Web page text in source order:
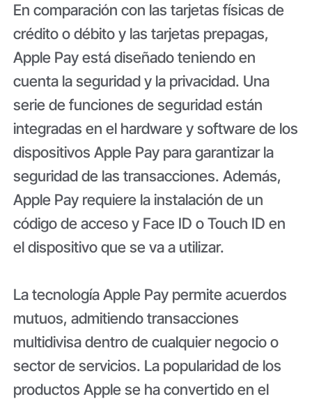
En comparación con las tarjetas físicas de
crédito o débito y las tarjetas prepagas,
Apple Pay está diseñado teniendo en
cuenta la seguridad y la privacidad. Una
serie de funciones de seguridad están
integradas en el hardware y software de los
dispositivos Apple Pay para garantizar la
seguridad de las transacciones. Además,
Apple Pay requiere la instalación de un
código de acceso y Face ID o Touch ID en
el dispositivo que se va a utilizar.
La tecnología Apple Pay permite acuerdos
mutuos, admitiendo transacciones
multidivisa dentro de cualquier negocio o
sector de servicios. La popularidad de los
productos Apple se ha convertido en el